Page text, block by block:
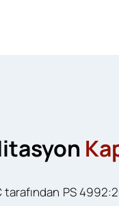
tarafından PS